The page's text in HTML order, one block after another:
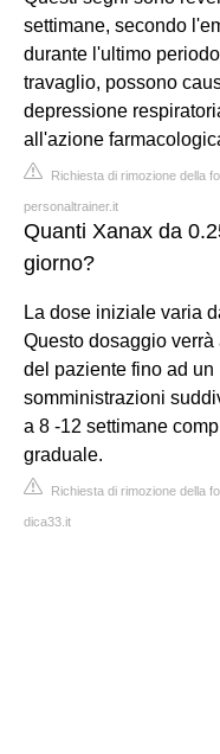
settimane, secondo
durante l'ultimo
travaglio, possono
depressione
all'azione
Richiesta di rimozione della
personaltrainer.it
Quanti Xanax da
giorno?
La dose iniziale varia
Questo dosaggio
del paziente fino ad
somministrazioni
a 8 -12 settimane
graduale.
Richiesta di rimozione della
dica33.it